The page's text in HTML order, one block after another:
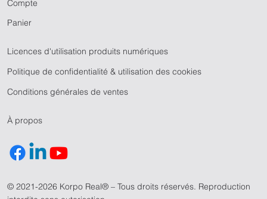
Compte
Panier
Licences d'utilisation produits numériques
Politique de confidentialité & utilisation des cookies
Conditions générales de ventes
À propos
© 2021-2026 Korpo Real® – Tous droits réservés. Reproduction